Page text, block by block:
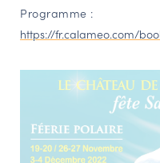
Programme :
https://fr.calameo.com/